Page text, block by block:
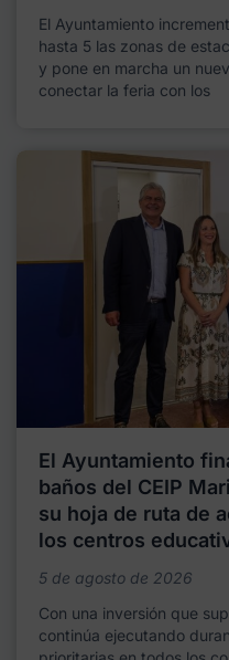
El Ayuntamiento
hasta 5 las zonas de
y pone en marcha un
conectar la feria con los
El Ayuntamiento
baños del CEIP
su hoja de ruta de
los centros
5 de agosto de 2026
Con una inversión que
continúa ejecutando